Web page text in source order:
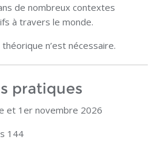
de nombreux contextes
à travers le monde.
n’est nécessaire.
pratiques
et 1er novembre 2026
144